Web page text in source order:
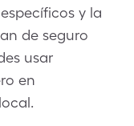
y la
de seguro
usar
en